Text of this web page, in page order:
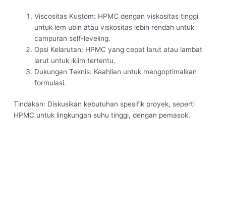
Viscositas Kustom: HPMC dengan viskositas tinggi
untuk lem ubin atau viskositas lebih rendah untuk
campuran self-leveling.
Opsi Kelarutan: HPMC yang cepat larut atau lambat
larut untuk iklim tertentu.
Dukungan Teknis: Keahlian untuk mengoptimalkan
formulasi.
Tindakan: Diskusikan kebutuhan spesifik proyek, seperti
HPMC untuk lingkungan suhu tinggi, dengan pemasok.